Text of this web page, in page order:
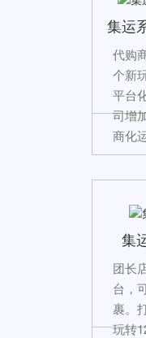
集运
代购
个新
平台
司增
商化
集
团长
台，
裹。
玩转